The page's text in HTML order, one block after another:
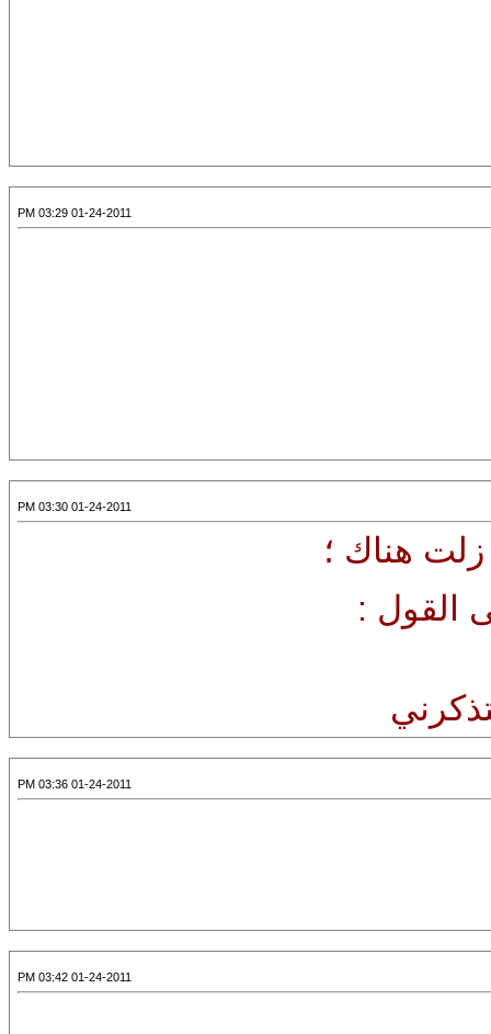
01-24-2011 03:29 PM
01-24-2011 03:30 PM
زلت هناك ؛
القول :
01-24-2011 03:36 PM
01-24-2011 03:42 PM